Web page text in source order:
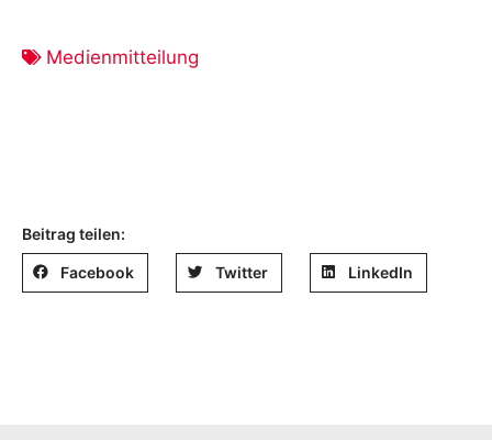
Medienmitteilung
Beitrag teilen:
Facebook Twitter LinkedIn